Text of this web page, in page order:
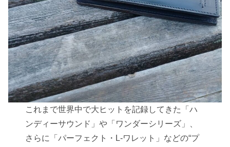
これまで世界中で大ヒットを記録してきた「ハ
ンディーサウンド」や「ワンダーシリーズ」、
さらに「パーフェクト・L-ワレット」などの“プ